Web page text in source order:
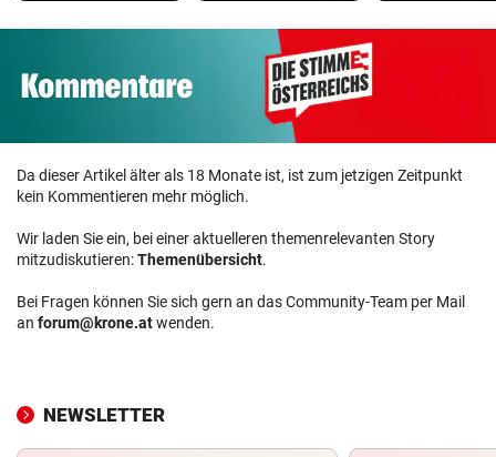
Da dieser Artikel älter als 18 Monate ist, ist zum jetzigen Zeitpunkt
kein Kommentieren mehr möglich.
Wir laden Sie ein, bei einer aktuelleren themenrelevanten Story
mitzudiskutieren:Themenübersicht.
Bei Fragen können Sie sich gern an das Community-Team per Mail
an forum@krone.atwenden.
NEWSLETTER